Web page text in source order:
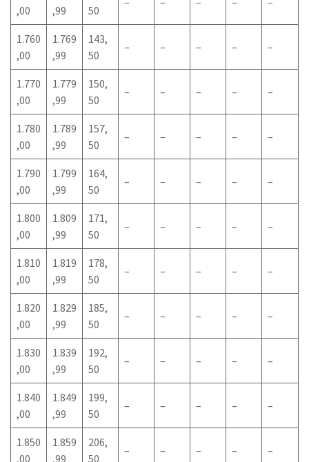
,00
,99
50
1.760
,00
1.769
,99
143,
50
– – – – –
1.770
,00
1.779
,99
150,
50
– – – – –
1.780
,00
1.789
,99
157,
50
– – – – –
1.790
,00
1.799
,99
164,
50
– – – – –
1.800
,00
1.809
,99
171,
50
– – – – –
1.810
,00
1.819
,99
178,
50
– – – – –
1.820
,00
1.829
,99
185,
50
– – – – –
1.830
,00
1.839
,99
192,
50
– – – – –
1.840
,00
1.849
,99
199,
50
– – – – –
1.850
,00
1.859
,99
206,
50
– – – – –